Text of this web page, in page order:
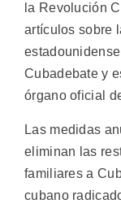
la Revolución
artículos sobre
Cubadebate y
órgano oficial
Las medidas
eliminan las
familiares a
cubano